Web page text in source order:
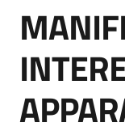
Bandi
e
Salta al contenuto